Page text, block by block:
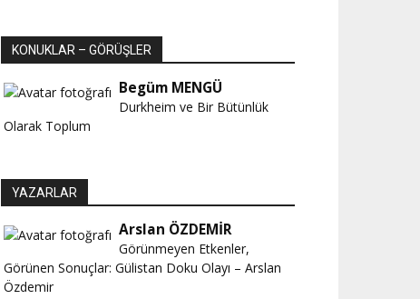
KONUKLAR – GÖRÜŞLER
Begüm MENGÜ
Durkheim ve Bir Bütünlük
Olarak Toplum
YAZARLAR
Arslan ÖZDEMİR
Görünmeyen Etkenler,
Görünen Sonuçlar: Gülistan Doku Olayı – Arslan
Özdemir